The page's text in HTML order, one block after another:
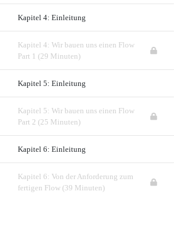
Kapitel 4: Einleitung
Kapitel 4: Wir bauen uns einen Flow
Part 1 (29 Minuten)
Kapitel 5: Einleitung
Kapitel 5: Wir bauen uns einen Flow
Part 2 (25 Minuten)
Kapitel 6: Einleitung
Kapitel 6: Von der Anforderung zum
fertigen Flow (39 Minuten)